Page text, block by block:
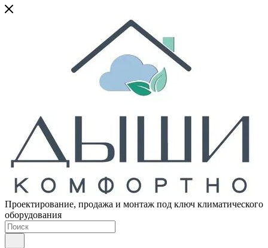
Проектирование, продажа и монтаж под ключ климатического
оборудования